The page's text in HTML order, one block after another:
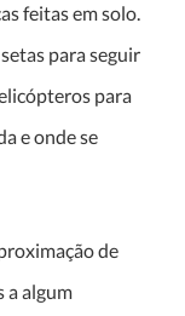
feitas em solo.
para seguir
para
e onde se
de
a algum